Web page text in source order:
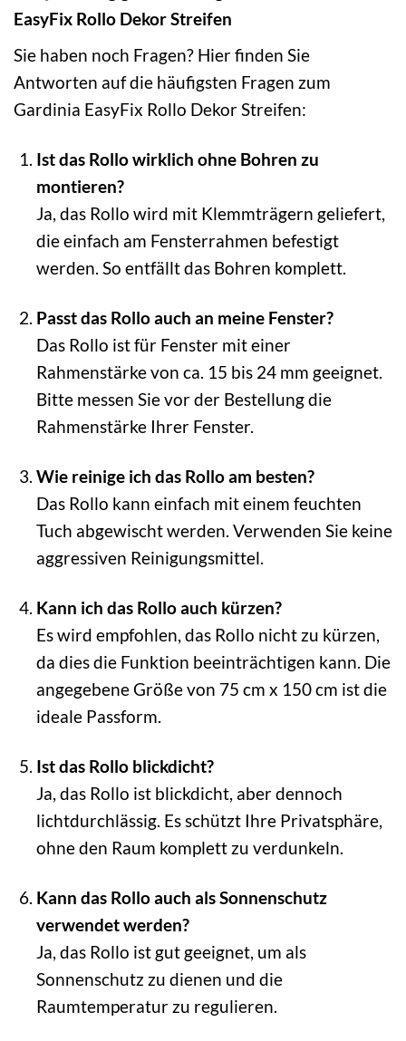
EasyFix Rollo Dekor Streifen
Sie haben noch Fragen? Hier finden Sie
Antworten auf die häufigsten Fragen zum
Gardinia EasyFix Rollo Dekor Streifen:
Ist das Rollo wirklich ohne Bohren zu
montieren?
Ja, das Rollo wird mit Klemmträgern geliefert,
die einfach am Fensterrahmen befestigt
werden. So entfällt das Bohren komplett.
Passt das Rollo auch an meine Fenster?
Das Rollo ist für Fenster mit einer
Rahmenstärke von ca. 15 bis 24 mm geeignet.
Bitte messen Sie vor der Bestellung die
Rahmenstärke Ihrer Fenster.
Wie reinige ich das Rollo am besten?
Das Rollo kann einfach mit einem feuchten
Tuch abgewischt werden. Verwenden Sie keine
aggressiven Reinigungsmittel.
Kann ich das Rollo auch kürzen?
Es wird empfohlen, das Rollo nicht zu kürzen,
da dies die Funktion beeinträchtigen kann. Die
angegebene Größe von 75 cm x 150 cm ist die
ideale Passform.
Ist das Rollo blickdicht?
Ja, das Rollo ist blickdicht, aber dennoch
lichtdurchlässig. Es schützt Ihre Privatsphäre,
ohne den Raum komplett zu verdunkeln.
Kann das Rollo auch als Sonnenschutz
verwendet werden?
Ja, das Rollo ist gut geeignet, um als
Sonnenschutz zu dienen und die
Raumtemperatur zu regulieren.